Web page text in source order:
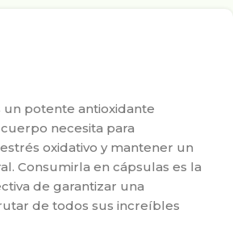
un potente antioxidante
necesita para
oxidativo y mantener un
Consumirla en cápsulas es la
de garantizar una
de todos sus increíbles